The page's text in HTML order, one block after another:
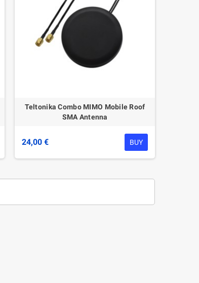
Teltonika Combo MIMO Mobile Roof
SMA Antenna
24,00 € BUY